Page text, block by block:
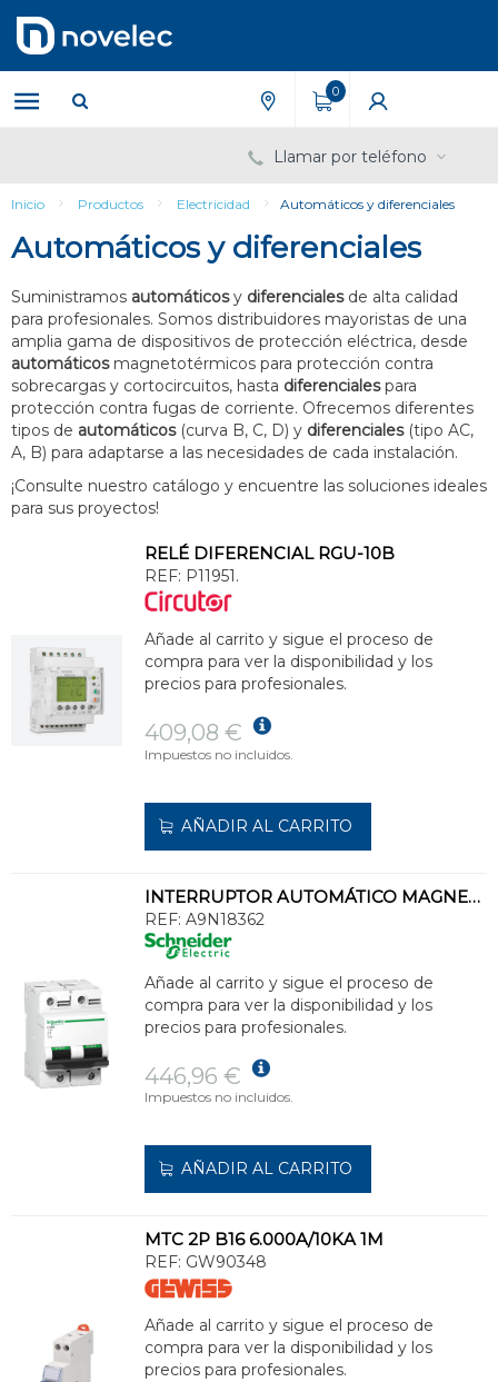
contenido
menú
de
navegación
0
Llamar por teléfono
Inicio Productos Electricidad Automáticos y diferenciales
Automáticos y diferenciales
Suministramos automáticosy diferencialesde alta calidad
para profesionales. Somos distribuidores mayoristas de una
amplia gama de dispositivos de protección eléctrica, desde
automáticosmagnetotérmicos para protección contra
sobrecargas y cortocircuitos, hasta diferencialespara
protección contra fugas de corriente. Ofrecemos diferentes
tipos de automáticos(curva B, C, D) y diferenciales(tipo AC,
A, B) para adaptarse a las necesidades de cada instalación.
¡Consulte nuestro catálogo y encuentre las soluciones ideales
para sus proyectos!
RELÉ DIFERENCIAL RGU-10B
REF: P11951.
Añade al carrito y sigue el proceso de
compra para ver la disponibilidad y los
precios para profesionales.
409,08 €
Impuestos no incluidos.
AÑADIR AL CARRITO
INTERRUPTOR AUTOMÁTICO MAGNETOTÉRMICO C120N 2P 100A CURVA-C
REF: A9N18362
Añade al carrito y sigue el proceso de
compra para ver la disponibilidad y los
precios para profesionales.
446,96 €
Impuestos no incluidos.
AÑADIR AL CARRITO
MTC 2P B16 6.000A/10KA 1M
REF: GW90348
Añade al carrito y sigue el proceso de
compra para ver la disponibilidad y los
precios para profesionales.